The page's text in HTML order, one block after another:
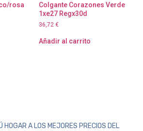
rosa
Colgante Corazones Verde
1xe27 Regx30d
36,72 €
Añadir al carrito
HOGAR A LOS MEJORES PRECIOS DEL